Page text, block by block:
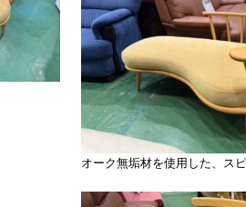
オーク無垢材を使用した、ス